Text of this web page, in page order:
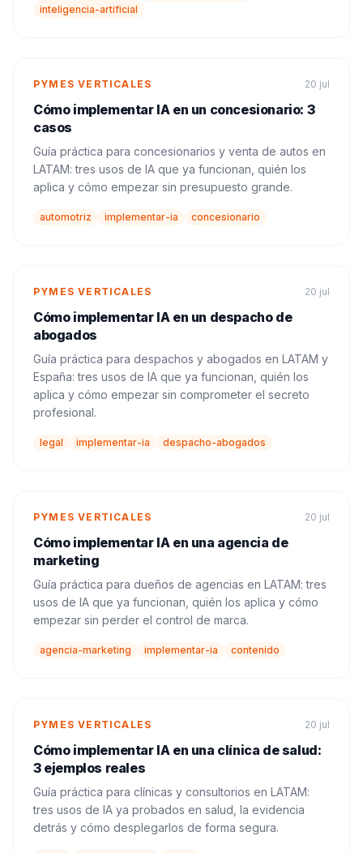
inteligencia-artificial
PYMES VERTICALES 20 jul
Cómo implementar IA en un concesionario: 3
casos
Guía práctica para concesionarios y venta de autos en
LATAM: tres usos de IA que ya funcionan, quién los
aplica y cómo empezar sin presupuesto grande.
automotriz implementar-ia concesionario
PYMES VERTICALES 20 jul
Cómo implementar IA en un despacho de
abogados
Guía práctica para despachos y abogados en LATAM y
España: tres usos de IA que ya funcionan, quién los
aplica y cómo empezar sin comprometer el secreto
profesional.
legal implementar-ia despacho-abogados
PYMES VERTICALES 20 jul
Cómo implementar IA en una agencia de
marketing
Guía práctica para dueños de agencias en LATAM: tres
usos de IA que ya funcionan, quién los aplica y cómo
empezar sin perder el control de marca.
agencia-marketing implementar-ia contenido
PYMES VERTICALES 20 jul
Cómo implementar IA en una clínica de salud:
3 ejemplos reales
Guía práctica para clínicas y consultorios en LATAM:
tres usos de IA ya probados en salud, la evidencia
detrás y cómo desplegarlos de forma segura.